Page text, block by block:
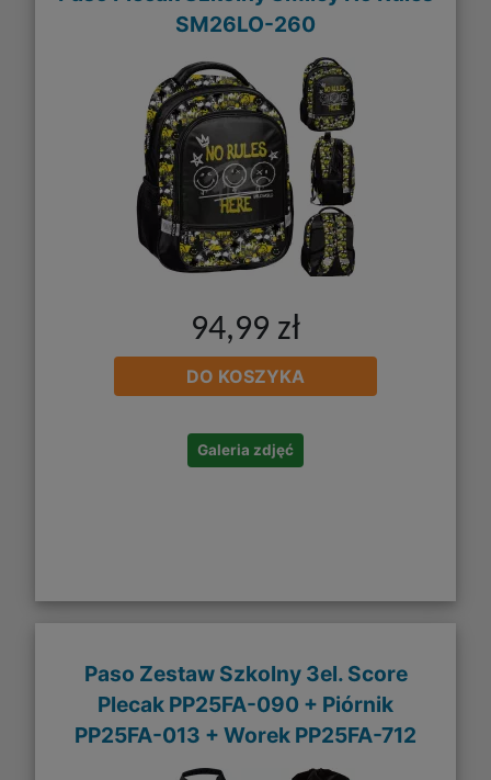
SM26LO-260
94,99 zł
DO KOSZYKA
Galeria zdjęć
Paso Zestaw Szkolny 3el. Score
Plecak PP25FA-090 + Piórnik
PP25FA-013 + Worek PP25FA-712